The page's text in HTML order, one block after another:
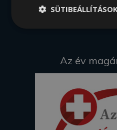
Az év